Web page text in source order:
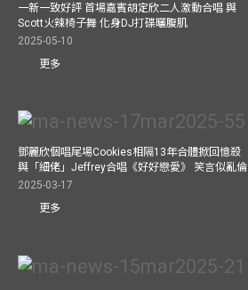
一新一致好評 首場嘉賓胡定欣二人激動合唱 與
Scott火辣椅子舞 化身DJ打碟曬腹肌
2025-05-10
更多
鄧麗欣個唱尾場Cookies相隔13年合體掀回憶殺
與「細佬」Jeffrey合唱《好好戀愛》 笑言似亂倫
2025-03-17
更多